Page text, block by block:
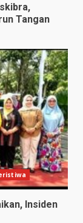
Tangan
Insiden